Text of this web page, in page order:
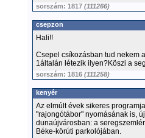
sorszám: 1817 (111266)
csepzon
Hali!!
Csepel csíkozásban tud nekem
1általán létezik ilyen?Köszi a
sorszám: 1816 (111258)
kenyér
Az elmúlt évek sikeres
"rajongótábor" nyomásának is,
dunaújvárosban: a
Béke-körúti parkolójában.